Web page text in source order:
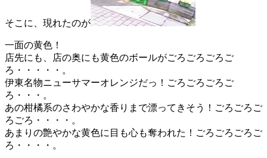
そこに、現れたのが
一面の黄色！
店先にも、店の奥にも黄色のボールがごろごろごろご
ろ・・・・・。
伊東名物ニューサマーオレンジだっ！ごろごろごろご
ろ・・・。
あの柑橘系のさわやかな香りまで漂ってきそう！ごろごろご
ろごろ・・・・。
あまりの艶やかな黄色に目も心も奪われた！ごろごろごろご
ろ・・・・。